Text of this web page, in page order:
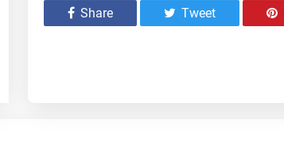
Share Tweet